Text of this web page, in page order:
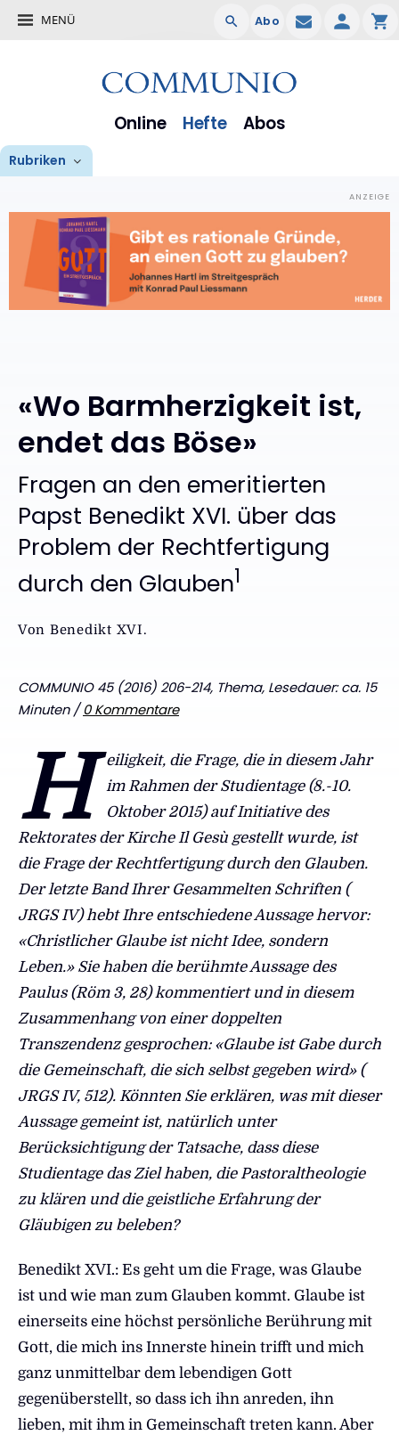
MENÜ Abo
Online Hefte Abos
Rubriken
«Wo Barmherzigkeit ist,
endet das Böse»
:
Fragen an den emeritierten
Papst Benedikt XVI. über das
Problem der Rechtfertigung
durch den Glauben1
Von Benedikt XVI.
COMMUNIO 45 (2016) 206-214, Thema, Lesedauer: ca. 15
Minuten / 0 Kommentare
H
eiligkeit, die Frage, die in diesem Jahr
im Rahmen der Studientage (8.-10.
Oktober 2015) auf Initiative des
Rektorates der Kirche Il Gesù gestellt wurde, ist
die Frage der Rechtfertigung durch den Glauben.
Der letzte Band Ihrer Gesammelten Schriften (
JRGS IV) hebt Ihre entschiedene Aussage hervor:
«Christlicher Glaube ist nicht Idee, sondern
Leben.» Sie haben die berühmte Aussage des
Paulus (Röm 3, 28) kommentiert und in diesem
Zusammenhang von einer doppelten
Transzendenz gesprochen: «Glaube ist Gabe durch
die Gemeinschaft, die sich selbst gegeben wird» (
JRGS IV, 512). Könnten Sie erklären, was mit dieser
Aussage gemeint ist, natürlich unter
Berücksichtigung der Tatsache, dass diese
Studientage das Ziel haben, die Pastoraltheologie
zu klären und die geistliche Erfahrung der
Gläubigen zu beleben?
Benedikt XVI.: Es geht um die Frage, was Glaube
ist und wie man zum Glauben kommt. Glaube ist
einerseits eine höchst persönliche Berührung mit
Gott, die mich ins Innerste hinein trifft und mich
ganz unmittelbar dem lebendigen Gott
gegenüberstellt, so dass ich ihn anreden, ihn
lieben, mit ihm in Gemeinschaft treten kann. Aber